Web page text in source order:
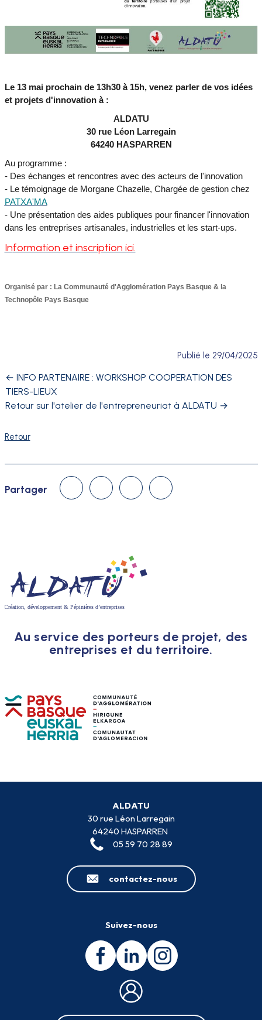
Le 13 mai prochain de 13h30 à 15h, venez parler de vos idées
et projets d'innovation à :
ALDATU
30 rue Léon Larregain
64240 HASPARREN
Au programme :
- Des échanges et rencontres avec des acteurs de l'innovation
- Le témoignage de Morgane Chazelle, Chargée de gestion chez
PATXA'MA
- Une présentation des aides publiques pour financer l'innovation
dans les entreprises artisanales, industrielles et les start-ups.
Information et inscription ici.
Organisé par : La Communauté d'Agglomération Pays Basque & la
Technopôle Pays Basque
Publié le 29/04/2025
← INFO PARTENAIRE : WORKSHOP COOPERATION DES
TIERS-LIEUX
Retour sur l'atelier de l'entrepreneuriat à ALDATU →
Retour
Partager
Linked InFacebookTwitter Courriel
Au service des porteurs de projet, des
entreprises et du territoire.
ALDATU
30 rue Léon Larregain
64240 HASPARREN
05 59 70 28 89
contactez-nous
Suivez-nous